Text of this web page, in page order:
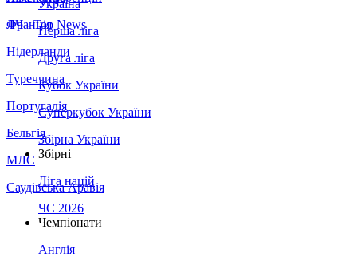
Франція
Нідерланди
Туреччина
Португалія
Бельгія
МЛС
Саудівська Аравія
ЛЧ - Top News
Україна
Перша ліга
Друга ліга
Кубок України
Суперкубок України
Збірна України
Збірні
Ліга націй
ЧС 2026
Чемпіонати
Англія